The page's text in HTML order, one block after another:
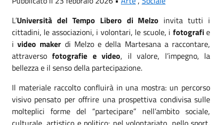
L’Università del Tempo Libero di Melzo invita tutti i
cittadini, le associazioni, i volontari, le scuole, i fotografie
ivideo maker di Melzo e della Martesana a raccontare,
attraversofotografie e video, il valore, l’impegno, la
bellezza e il senso della partecipazione.
Il materiale raccolto confluirà in una mostra: un percorso
visivo pensato per offrire una prospettiva condivisa sulle
molteplici forme del “partecipare” nell’ambito sociale,